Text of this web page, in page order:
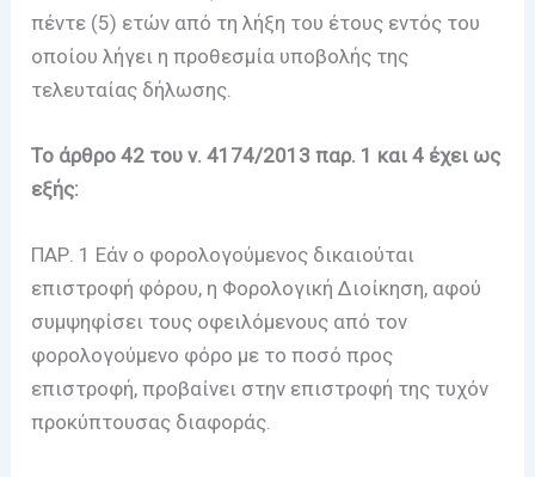
πέντε (5) ετών από τη λήξη του έτους εντός του
οποίου λήγει η προθεσμία υποβολής της
τελευταίας δήλωσης.
Το άρθρο 42 του ν. 4174/2013 παρ. 1 και 4 έχει ως
εξής:
ΠΑΡ. 1 Εάν ο φορολογούμενος δικαιούται
επιστροφή φόρου, η Φορολογική Διοίκηση, αφού
συμψηφίσει τους οφειλόμενους από τον
φορολογούμενο φόρο με το ποσό προς
επιστροφή, προβαίνει στην επιστροφή της τυχόν
προκύπτουσας διαφοράς.